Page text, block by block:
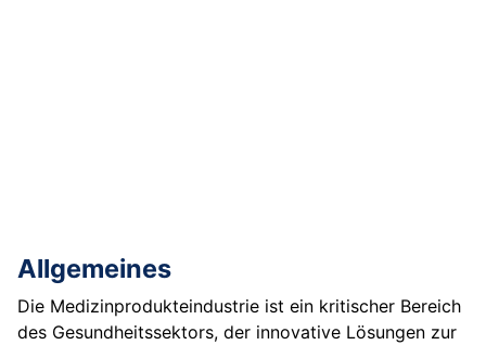
Allgemeines
Die Medizinprodukteindustrie ist ein kritischer Bereich
des Gesundheitssektors, der innovative Lösungen zur